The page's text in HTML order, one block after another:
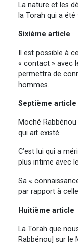
La nature et les
la Torah qui a
Sixième article
Il est possible à
« contact » avec
permettra de
hommes.
Septième article
Moché
qui ait existé.
C’est lui qui a
plus intime avec
Sa «
par rapport à
Huitième article
La Torah que
Rabbénou] sur le